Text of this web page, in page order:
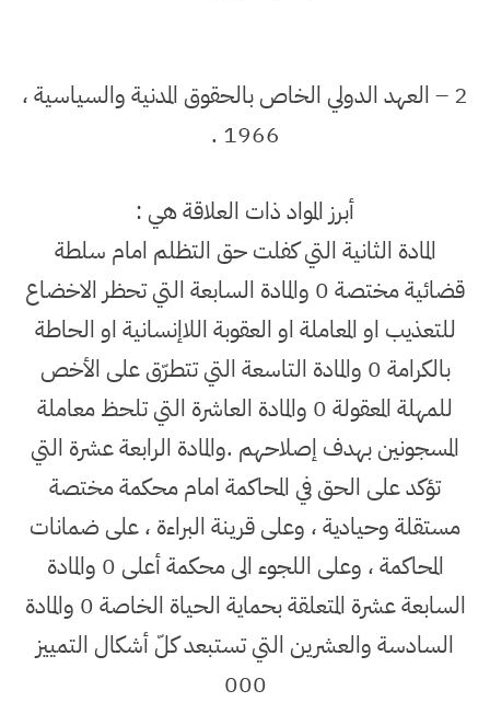
2 – العهد الدولي الخاص بالحقوق المدنية والسياسية ،
1966 .
أبرز المواد ذات العلاقة هي :
المادة الثانية التي كفلت حق التظلم امام سلطة
قضائية مختصة 0 والمادة السابعة التي تحظر الاخضاع
للتعذيب او المعاملة او العقوبة اللاإنسانية او الحاطة
بالكرامة 0 والمادة التاسعة التي تتطرّق على الأخص
للمهلة المعقولة 0 والمادة العاشرة التي تلحظ معاملة
المسجونين بهدف إصلاحهم .والمادة الرابعة عشرة التي
تؤكد على الحق في المحاكمة امام محكمة مختصة
مستقلة وحيادية ، وعلى قرينة البراءة ، على ضمانات
المحاكمة ، وعلى اللجوء الى محكمة أعلى 0 والمادة
السابعة عشرة المتعلقة بحماية الحياة الخاصة 0 والمادة
السادسة والعشرين التي تستبعد كلّ أشكال التمييز
000